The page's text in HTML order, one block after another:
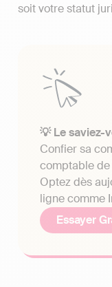
soit votre statut
💡 Le saviez-
Confier sa
comptable
Optez dès
ligne comme
Essayer